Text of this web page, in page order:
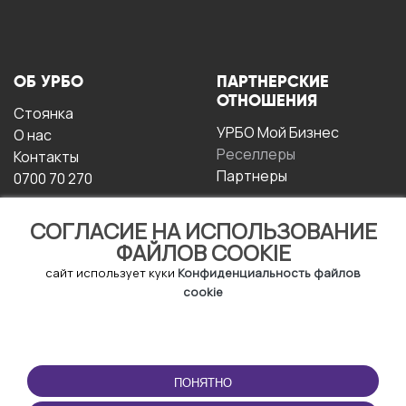
СОГЛАСИЕ НА ИСПОЛЬЗОВАНИЕ
ФАЙЛОВ COOKIE
сайт использует куки Конфиденциальность файлов
cookie
ПОНЯТНО
ОБ УРБО
Стоянка
О нас
Контакты
0700 70 270
ПАРТНЕРСКИЕ
ОТНОШЕНИЯ
УРБО Мой Бизнес
Реселлеры
Партнеры
ЭКСПЛУАТАЦИИ
Условия и положения
ПРИЛОЖЕНИЕ